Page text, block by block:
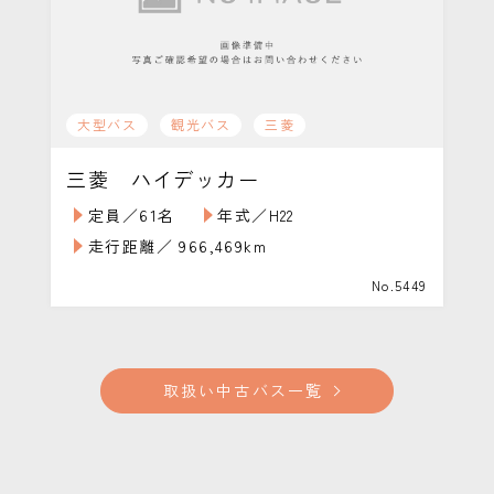
大型バス 観光バス 三菱
三菱 ハイデッカー
定員／61名
年式／H22
走行距離／ 966,469km
No.5449
取扱い中古バス一覧